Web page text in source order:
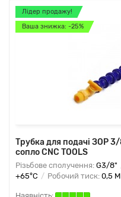
Лідер продажу!
Ваша знижка: -25%
Трубка для подачі ЗОР
сопло CNC TOOLS
Різьбове сполучення: G3/8"
+65°C
Робочий тиск: 0,5